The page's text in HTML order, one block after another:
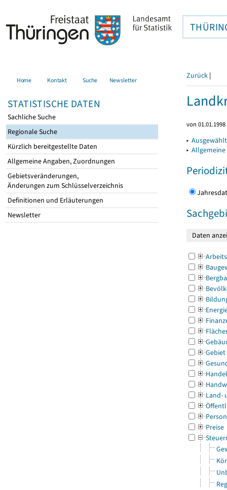
Home Kontakt Suche Newsletter
STATISTISCHE DATEN
Sachliche Suche
Regionale Suche
Kürzlich bereitgestellte Daten
Allgemeine Angaben, Zuordnungen
Gebietsveränderungen,
Änderungen zum Schlüsselverzeichnis
Definitionen und Erläuterungen
Newsletter
Zurück |
von
▸
▸
Gebiet
Land-
Preise